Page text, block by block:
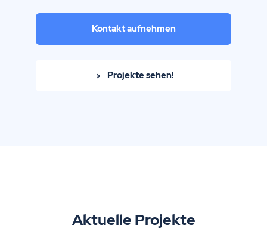
Kontakt aufnehmen
Projekte sehen!
Aktuelle Projekte